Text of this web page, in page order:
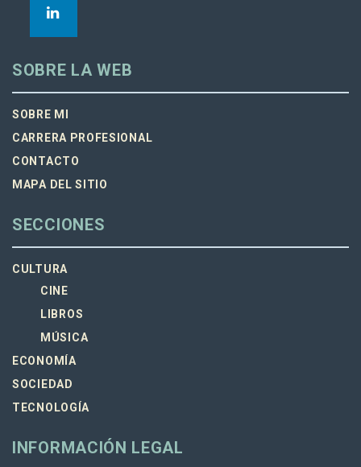
SOBRE LA WEB
SOBRE MI
CARRERA PROFESIONAL
CONTACTO
MAPA DEL SITIO
SECCIONES
CULTURA
CINE
LIBROS
MÚSICA
ECONOMÍA
SOCIEDAD
TECNOLOGÍA
INFORMACIÓN LEGAL